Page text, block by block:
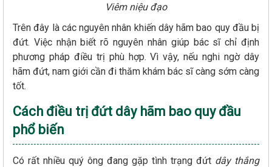
Viêm niệu đạo
Trên đây là các nguyên nhân khiến dây hãm bao quy đầu bị
đứt. Việc nhận biết rõ nguyên nhân giúp bác sĩ chỉ định
phương pháp điều trị phù hợp. Vì vậy, nếu nghi ngờ dây
hãm đứt, nam giới cần đi thăm khám bác sĩ càng sớm càng
tốt.
Cách điều trị đứt dây hãm bao quy đầu
phổ biến
Có rất nhiều quý ông đang gặp tình trạng đứt dây thắng